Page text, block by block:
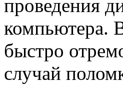
проведения
компьютера.
быстро
случай